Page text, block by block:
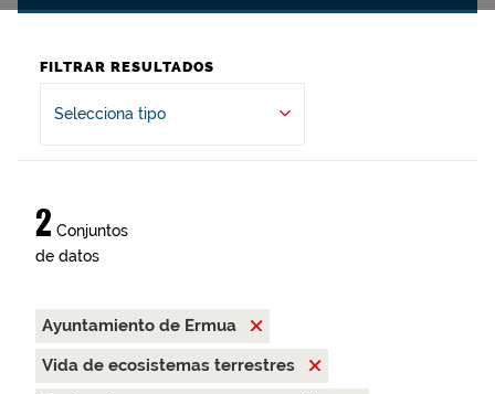
FILTRAR RESULTADOS
Selecciona tipo
2 Conjuntos
de datos
Ayuntamiento de Ermua
Vida de ecosistemas terrestres